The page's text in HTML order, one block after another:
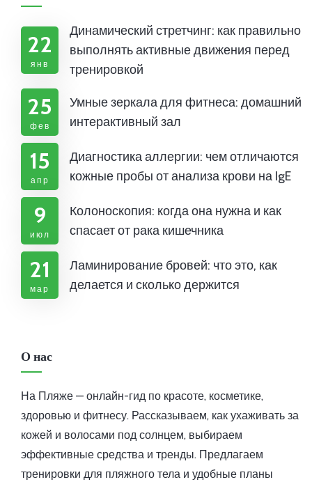
22
янв
Динамический стретчинг: как правильно
выполнять активные движения перед
тренировкой
25
фев
Умные зеркала для фитнеса: домашний
интерактивный зал
15
апр
Диагностика аллергии: чем отличаются
кожные пробы от анализа крови на IgE
9
июл
Колоноскопия: когда она нужна и как
спасает от рака кишечника
21
мар
Ламинирование бровей: что это, как
делается и сколько держится
О нас
На Пляже — онлайн-гид по красоте, косметике,
здоровью и фитнесу. Рассказываем, как ухаживать за
кожей и волосами под солнцем, выбираем
эффективные средства и тренды. Предлагаем
тренировки для пляжного тела и удобные планы